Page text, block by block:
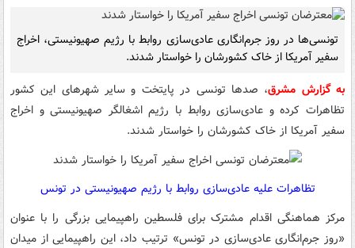
تونسی‌ها در روز جرم‌انگاری عادی‌سازی روابط با رژیم صهیونیستی، اخراج
سفیر آمریکا از خاک کشورشان را خواستار شدند.
به گزارش مشرق، صدها تونسی در پایتخت و سایر شهرهای این کشور
تظاهرات کرده و عادی‌سازی روابط با رژیم اشغالگر صهیونیستی و اخراج
سفیر آمریکا از خاک کشورشان را خواستار شدند.
تظاهرات علیه عادی‌سازی روابط با رژیم صهیونیستی در تونس
مرکز هماهنگی اقدام مشترک برای فلسطین راهپیمایی بزرگی را با عنوان
«روز جرم‌انگاری عادی‌سازی در تونس» ترتیب داد، این راهپیمایی از میدان